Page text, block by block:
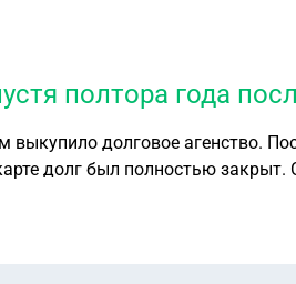
полтора года
долговое агенство.
долг был полностью